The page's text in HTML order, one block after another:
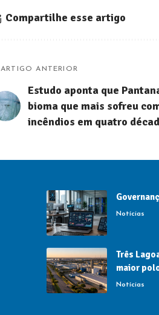
Compartilhe esse artigo
ARTIGO ANTERIOR
Estudo aponta que
bioma que mais sofreu
incêndios em quatro
Notícias
Três
maior
Notícias